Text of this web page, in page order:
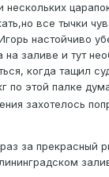
нескольких
все тычки
настойчиво
на заливе и тут
когда тащил
по этой палке
захотелось
за прекрасный